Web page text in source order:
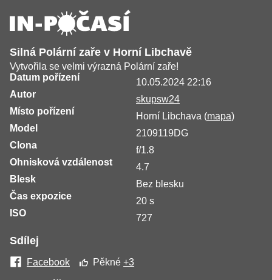
Silná Polární zaře v Horní Libchavě
Vytvořila se velmi výrazná Polární zaře!
Datum pořízení
10.05.2024 22:16
Autor
skupsw24
Místo pořízení
Horní Libchava (mapa)
Model
2109119DG
Clona
f/1.8
Ohnisková vzdálenost
4.7
Blesk
Bez blesku
Čas expozice
20 s
ISO
727
Sdílej
Facebook Pěkné+3